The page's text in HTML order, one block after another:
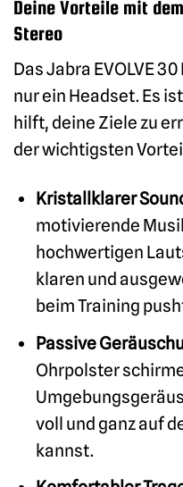
Deine Vorteile mit
Stereo
Das Jabra EVOLVE
nur ein Headset. Es
hilft, deine Ziele zu
der wichtigsten
Kristallklarer
motivierende
hochwertigen
klaren und
beim Training
Passive
Ohrpolster
voll und ganz auf
kannst.